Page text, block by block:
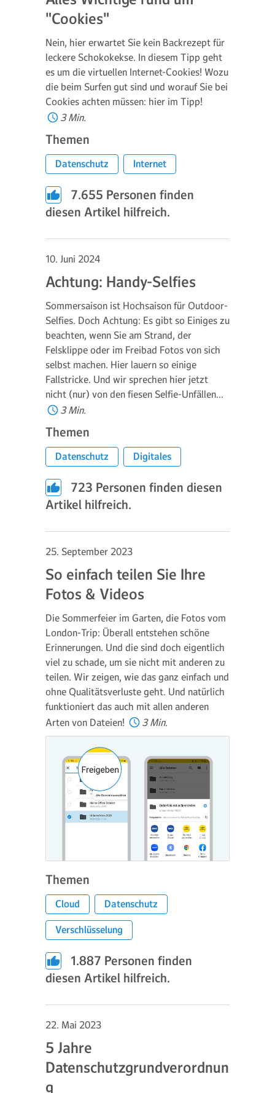
"Cookies"
Nein, hier erwartet Sie kein Backrezept für
leckere Schokokekse. In diesem Tipp geht
es um die virtuellen Internet-Cookies! Wozu
die beim Surfen gut sind und worauf Sie bei
Cookies achten müssen: hier im Tipp!
3 Min.
Themen
Datenschutz Internet
7.655 Personen finden
diesen Artikel hilfreich.
10. Juni 2024
Achtung: Handy-Selfies
Sommersaison ist Hochsaison für Outdoor-
Selfies. Doch Achtung: Es gibt so Einiges zu
beachten, wenn Sie am Strand, der
Felsklippe oder im Freibad Fotos von sich
selbst machen. Hier lauern so einige
Fallstricke. Und wir sprechen hier jetzt
nicht (nur) von den fiesen Selfie-Unfällen…
3 Min.
Themen
Datenschutz Digitales
723 Personen finden diesen
Artikel hilfreich.
25. September 2023
So einfach teilen Sie Ihre
Fotos & Videos
Die Sommerfeier im Garten, die Fotos vom
London-Trip: Überall entstehen schöne
Erinnerungen. Und die sind doch eigentlich
viel zu schade, um sie nicht mit anderen zu
teilen. Wir zeigen, wie das ganz einfach und
ohne Qualitätsverluste geht. Und natürlich
funktioniert das auch mit allen anderen
Arten von Dateien!
3 Min.
Themen
Cloud
Datenschutz
Verschlüsselung
1.887 Personen finden
diesen Artikel hilfreich.
22. Mai 2023
5 Jahre
Datenschutzgrundverordnun
g